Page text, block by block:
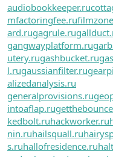
audiobookkeeper.ru
mfactoringfee.ru
ard.rugagrule.ru
gangwayplatform.ru
utery.rugashbucket.ru
l.rugaussianfilter.ru
alizedanalysis.ru
generalprovisions.ru
intoaflap.ru
kedbolt.ruhackworker.ru
nin.ruhailsquall.ru
s.ruhallofresidence.ru